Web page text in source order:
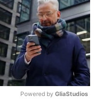
Powered by GliaStudios